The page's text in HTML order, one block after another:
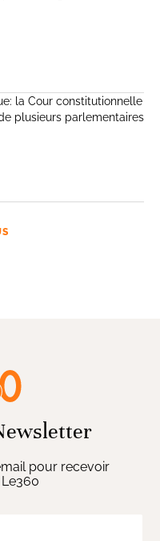
la Cour constitutionnelle
plusieurs parlementaires
pour recevoir